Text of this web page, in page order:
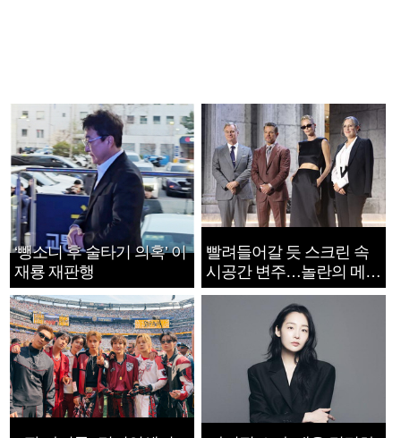
‘뺑소니 후 술타기 의혹’ 이
재룡 재판행
빨려들어갈 듯 스크린 속
시공간 변주…놀란의 메시
지는 ‘전쟁 속죄’